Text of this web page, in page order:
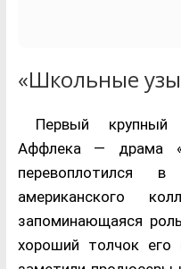
«Школьные
Первый крупный
Аффлека — драма
перевоплотился
американского
запоминающаяся
хороший толчок его